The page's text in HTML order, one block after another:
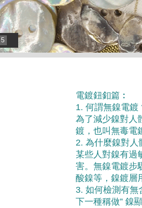
5
電鍍鈕釦篇︰
1. 何謂無鎳電鍍
為了減少鎳對人
鍍，也叫無毒電
2. 為什麼鎳對人
某些人對鎳有過
害。無鎳電鍍步
酸鎳等，鎳鍍層
3. 如何檢測有無
下一種稱做” 鎳